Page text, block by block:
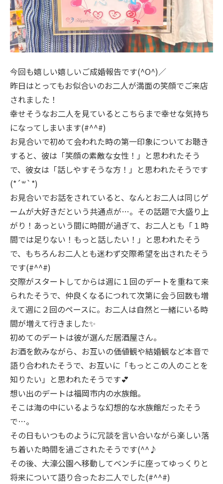
今回も嬉しい嬉しいご成婚報告です(^O^)／
昨日はとってもお似合いのお二人が満面の笑顔でご来店
されました！
幸せそうなお二人を見ているとこちらまで幸せな気持ち
になってしまいます(#^^#)
お見合いで初めて会われた時の第一印象についてお聴き
すると、彼は「笑顔の素敵な女性！」と思われたそう
で、彼女は「話しやすそうな方！」と思われたそうです
(*´꒳`*)
お見合いでお話をされていると、なんとお二人は同じゲ
ームが大好きだという共通点が…。その話題で大盛り上
がり！あっという間に時間が過ぎて、お二人とも「１時
間では足りない！もっと話したい！」と思われたそう
で、もちろんお二人とも迷わず交際希望を出されたそう
です(#^^#)
交際がスタートしてからは週に１回のデートを重ねて来
られたそうで、仲良くなるにつれて次第に会う回数も増
えて週に２回のペースに。お二人は自然と一緒にいる時
間が増えて行きました✨
初めてのデートは彼が選んだ居酒屋さん。
お酒を飲みながら、お互いの価値観や結婚観など本音で
語り合われたそうで、お互いに「もっとこの人のことを
知りたい」と思われたそうです💕
想い出のデートは福岡市内の水族館。
そこは海の中にいるような幻想的な水族館だったそう
で…。
その日もいつものように冗談を言い合いながら楽しい落
ち着いた時間を過ごされたそうです(^^♪
その後、大濠公園へ移動してベンチに座ってゆっくりと
将来について語り合ったお二人でした(#^^#)